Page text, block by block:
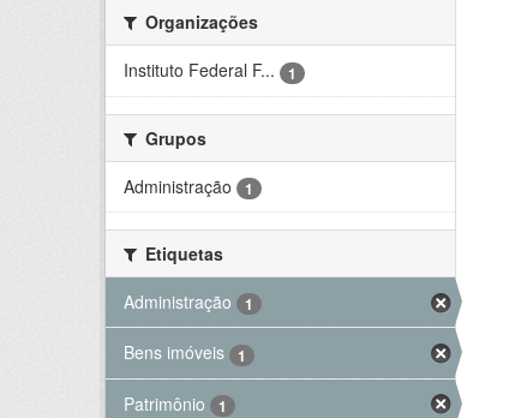
Organizações
Instituto Federal F...
1
Grupos
Administração
1
Etiquetas
Administração
1
Bens imóveis 1
Patrimônio 1